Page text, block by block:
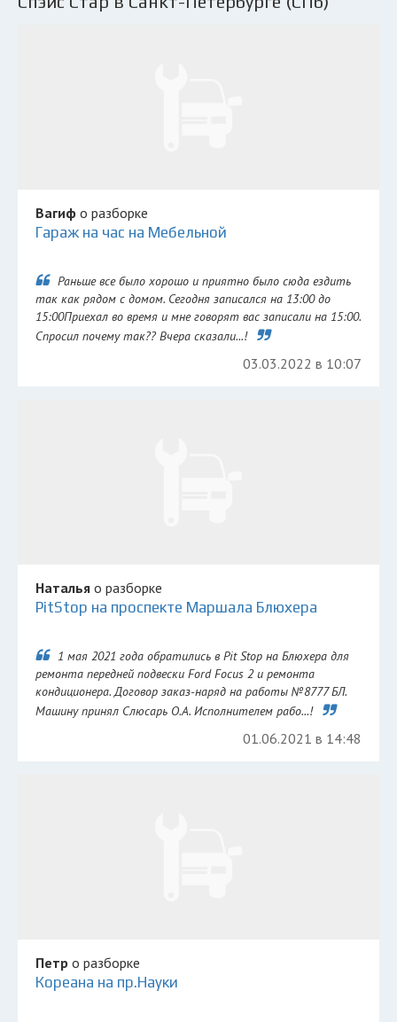
Вагиф о разборке
Гараж на час на Мебельной
Раньше все было хорошо и приятно было сюда ездить
так как рядом с домом. Сегодня записался на 13:00 до
15:00Приехал во время и мне говорят вас записали на 15:00.
Спросил почему так?? Вчера сказали...!
03.03.2022 в 10:07
Наталья о разборке
PitStop на проспекте Маршала Блюхера
1 мая 2021 года обратились в Pit Stop на Блюхера для
ремонта передней подвески Ford Focus 2 и ремонта
кондиционера. Договор заказ-наряд на работы №8777 БЛ.
Машину принял Слюсарь О.А. Исполнителем рабо...!
01.06.2021 в 14:48
Петр о разборке
Кореана на пр.Науки